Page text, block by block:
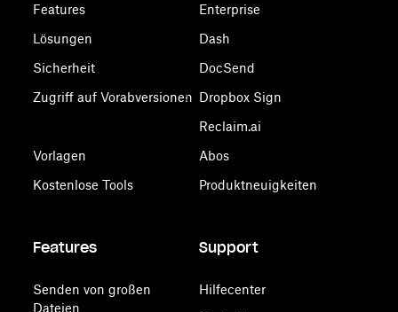
Features
Lösungen
Sicherheit
Zugriff auf Vorabversionen
Vorlagen
Kostenlose Tools
Enterprise
Dash
DocSend
Dropbox Sign
Reclaim.ai
Abos
Produktneuigkeiten
Features
Senden von großen
Dateien
Support
Hilfecenter